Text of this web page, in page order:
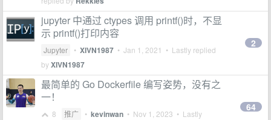
jupyter 中通过 ctypes 调用 printf()时，不显
示 printf()打印内容
Jupyter • XIVN1987 • Jan 1, 2021 • Lastly replied
byXIVN1987
2
最简单的 Go Dockerfile 编写姿势，没有之
一！
8 推广 • kevinwan • Nov 1, 2023 • Lastly
64